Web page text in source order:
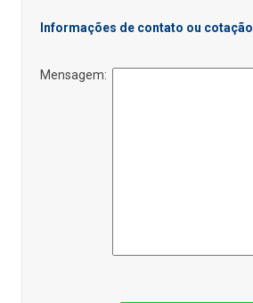
Informações de contato ou cotação
Mensagem: